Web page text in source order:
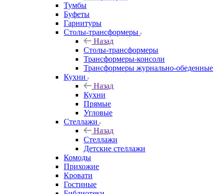
Тумбы
Буфеты
Гарнитуры
Столы-трансформеры
Назад
Столы-трансформеры
Трансформеры-консоли
Трансформеры журнально-обеденные
Кухни
Назад
Кухни
Прямые
Угловые
Стеллажи
Назад
Стеллажи
Детские стеллажи
Комоды
Прихожие
Кровати
Гостиные